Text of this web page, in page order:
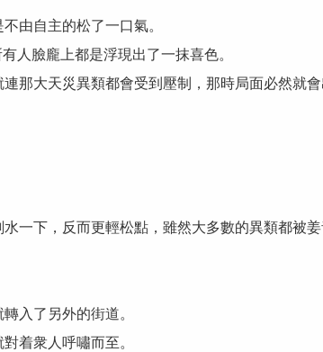
由自主的松了一口氣。
臉龐上都是浮現出了一抹喜色。
大天災異類都會受到壓制，那時局面必然就會
下，反而更輕松點，雖然大多數的異類都被姜
入了另外的街道。
着衆人呼嘯而至。